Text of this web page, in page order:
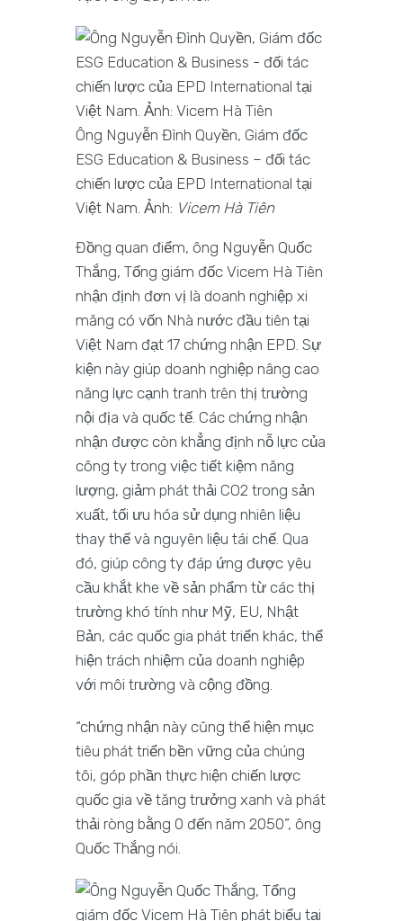
Ông Nguyễn Đình Quyền, Giám đốc
ESG Education & Business – đối tác
chiến lược của EPD International tại
Việt Nam. Ảnh: Vicem Hà Tiên
Đồng quan điểm, ông Nguyễn Quốc
Thắng, Tổng giám đốc Vicem Hà Tiên
nhận định đơn vị là doanh nghiệp xi
măng có vốn Nhà nước đầu tiên tại
Việt Nam đạt 17 chứng nhận EPD. Sự
kiện này giúp doanh nghiệp nâng cao
năng lực cạnh tranh trên thị trường
nội địa và quốc tế. Các chứng nhận
nhận được còn khẳng định nỗ lực của
công ty trong việc tiết kiệm năng
lượng, giảm phát thải CO2 trong sản
xuất, tối ưu hóa sử dụng nhiên liệu
thay thế và nguyên liệu tái chế. Qua
đó, giúp công ty đáp ứng được yêu
cầu khắt khe về sản phẩm từ các thị
trường khó tính như Mỹ, EU, Nhật
Bản, các quốc gia phát triển khác, thể
hiện trách nhiệm của doanh nghiệp
với môi trường và cộng đồng.
“chứng nhận này cũng thể hiện mục
tiêu phát triển bền vững của chúng
tôi, góp phần thực hiện chiến lược
quốc gia về tăng trưởng xanh và phát
thải ròng bằng 0 đến năm 2050”, ông
Quốc Thắng nói.